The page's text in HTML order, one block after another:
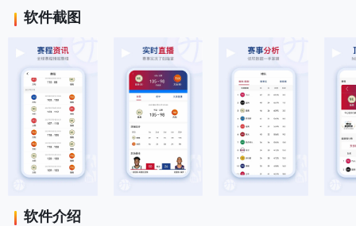
软件截图
软件介绍